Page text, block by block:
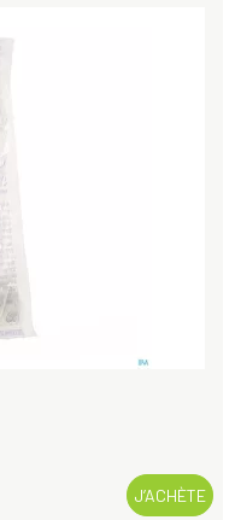
J’ACHÈTE